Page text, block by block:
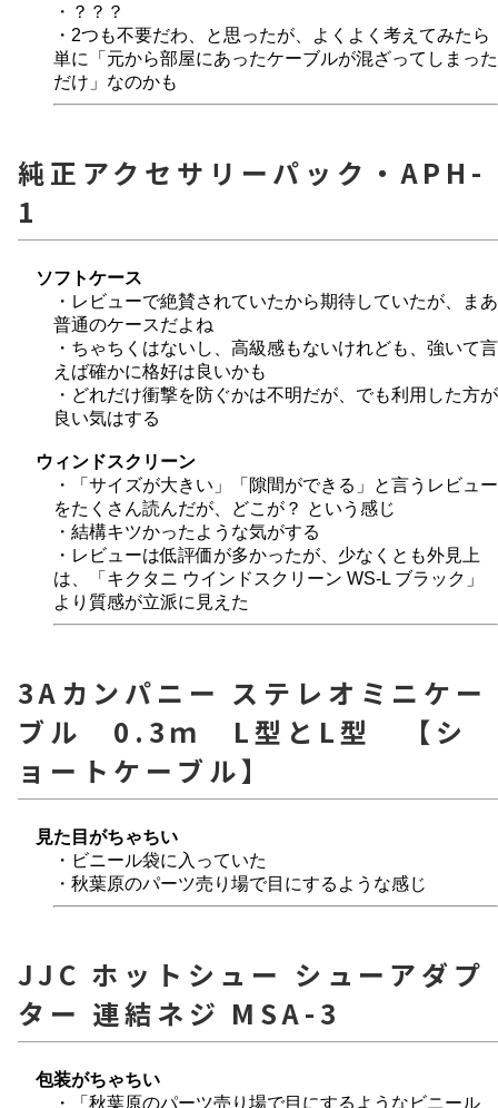
・？？？
・2つも不要だわ、と思ったが、よくよく考えてみたら
単に「元から部屋にあったケーブルが混ざってしまった
だけ」なのかも
純正アクセサリーパック・APH-
1
ソフトケース
・レビューで絶賛されていたから期待していたが、まあ
普通のケースだよね
・ちゃちくはないし、高級感もないけれども、強いて言
えば確かに格好は良いかも
・どれだけ衝撃を防ぐかは不明だが、でも利用した方が
良い気はする
ウィンドスクリーン
・「サイズが大きい」「隙間ができる」と言うレビュー
をたくさん読んだが、どこが？ という感じ
・結構キツかったような気がする
・レビューは低評価が多かったが、少なくとも外見上
は、「キクタニ ウインドスクリーン WS-L ブラック」
より質感が立派に見えた
3Aカンパニー ステレオミニケー
ブル 0.3ｍ L型とL型 【シ
ョートケーブル】
見た目がちゃちい
・ビニール袋に入っていた
・秋葉原のパーツ売り場で目にするような感じ
JJC ホットシュー シューアダプ
ター 連結ネジ MSA-3
包装がちゃちい
・「秋葉原のパーツ売り場で目にするようなビニール